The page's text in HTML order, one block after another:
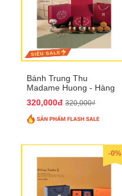
Bánh Trung Thu
Madame Huong - Hàng
320,000đ 320,000₫
-0%